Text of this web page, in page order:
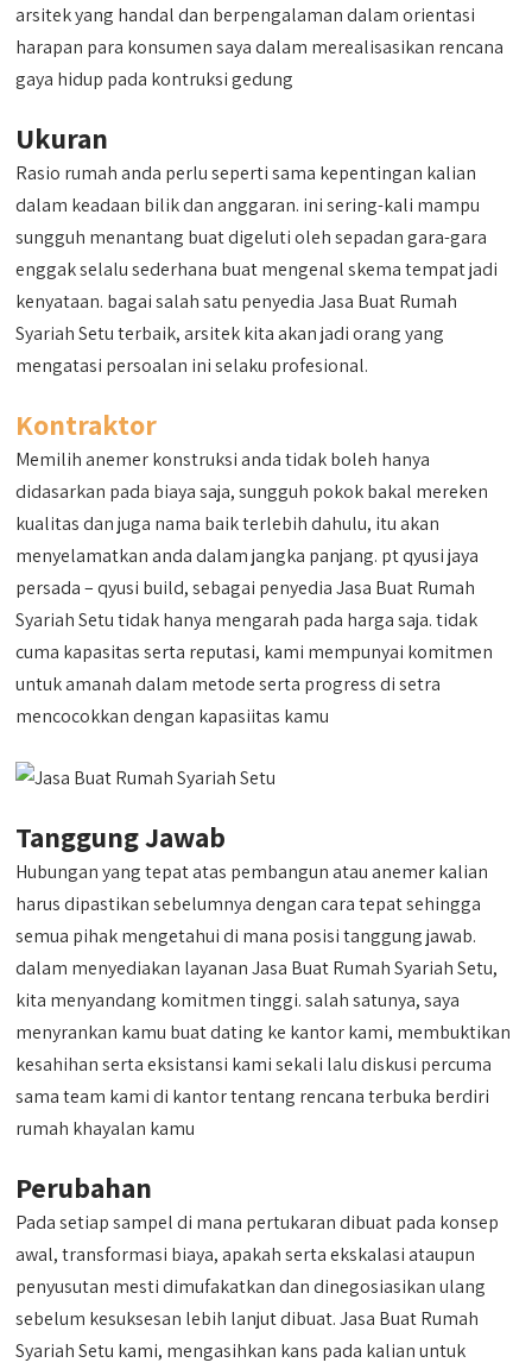
arsitek yang handal dan berpengalaman dalam orientasi
harapan para konsumen saya dalam merealisasikan rencana
gaya hidup pada kontruksi gedung
Ukuran
Rasio rumah anda perlu seperti sama kepentingan kalian
dalam keadaan bilik dan anggaran. ini sering-kali mampu
sungguh menantang buat digeluti oleh sepadan gara-gara
enggak selalu sederhana buat mengenal skema tempat jadi
kenyataan. bagai salah satu penyedia Jasa Buat Rumah
Syariah Setu terbaik, arsitek kita akan jadi orang yang
mengatasi persoalan ini selaku profesional.
Kontraktor
Memilih anemer konstruksi anda tidak boleh hanya
didasarkan pada biaya saja, sungguh pokok bakal mereken
kualitas dan juga nama baik terlebih dahulu, itu akan
menyelamatkan anda dalam jangka panjang. pt qyusi jaya
persada – qyusi build, sebagai penyedia Jasa Buat Rumah
Syariah Setu tidak hanya mengarah pada harga saja. tidak
cuma kapasitas serta reputasi, kami mempunyai komitmen
untuk amanah dalam metode serta progress di setra
mencocokkan dengan kapasiitas kamu
Tanggung Jawab
Hubungan yang tepat atas pembangun atau anemer kalian
harus dipastikan sebelumnya dengan cara tepat sehingga
semua pihak mengetahui di mana posisi tanggung jawab.
dalam menyediakan layanan Jasa Buat Rumah Syariah Setu,
kita menyandang komitmen tinggi. salah satunya, saya
menyrankan kamu buat dating ke kantor kami, membuktikan
kesahihan serta eksistansi kami sekali lalu diskusi percuma
sama team kami di kantor tentang rencana terbuka berdiri
rumah khayalan kamu
Perubahan
Pada setiap sampel di mana pertukaran dibuat pada konsep
awal, transformasi biaya, apakah serta ekskalasi ataupun
penyusutan mesti dimufakatkan dan dinegosiasikan ulang
sebelum kesuksesan lebih lanjut dibuat. Jasa Buat Rumah
Syariah Setu kami, mengasihkan kans pada kalian untuk